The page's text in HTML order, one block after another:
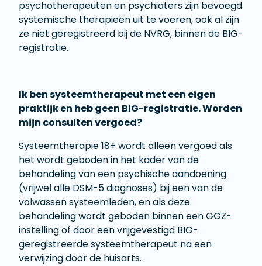
psychotherapeuten en psychiaters zijn bevoegd
systemische therapieën uit te voeren, ook al zijn
ze niet geregistreerd bij de NVRG, binnen de BIG-
registratie.
Ik ben systeemtherapeut met een eigen
praktijk en heb geen BIG-registratie. Worden
mijn consulten vergoed?
Systeemtherapie 18+ wordt alleen vergoed als
het wordt geboden in het kader van de
behandeling van een psychische aandoening
(vrijwel alle DSM-5 diagnoses) bij een van de
volwassen systeemleden, en als deze
behandeling wordt geboden binnen een GGZ-
instelling of door een vrijgevestigd BIG-
geregistreerde systeemtherapeut na een
verwijzing door de huisarts.